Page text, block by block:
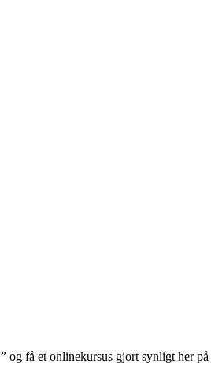
” og få et onlinekursus gjort synligt her på